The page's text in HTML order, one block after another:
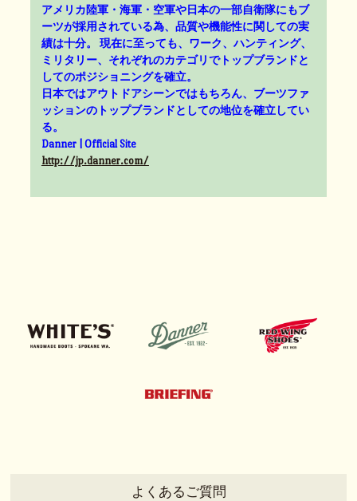
アメリカ陸軍・海軍・空軍や日本の一部自衛隊にもブ
ーツが採用されている為、品質や機能性に関しての実
績は十分。 現在に至っても、ワーク、ハンティング、
ミリタリー、それぞれのカテゴリでトップブランドと
してのポジショニングを確立。
日本ではアウトドアシーンではもちろん、ブーツファ
ッションのトップブランドとしての地位を確立してい
る。
Danner | Official Site
http://jp.danner.com/
よくあるご質問